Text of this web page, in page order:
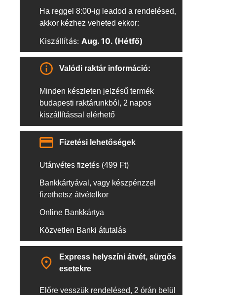
Ha reggel 8:00-ig leadod a rendelésed,
akkor kézhez veheted ekkor:
Kiszállítás: Aug. 10. (Hétfő)
Valódi raktár információ:
Minden készleten jelzésű termék
budapesti raktárunkból, 2 napos
kiszállítással elérhető
Fizetési lehetőségek
Utánvétes fizetés (499 Ft)
Bankkártyával, vagy készpénzzel
fizethetsz átvételkor
Online Bankkártya
Közvetlen Banki átutalás
Express helyszíni átvét, sürgős
esetekre
Előre vesszük rendelésed, 2 órán belül